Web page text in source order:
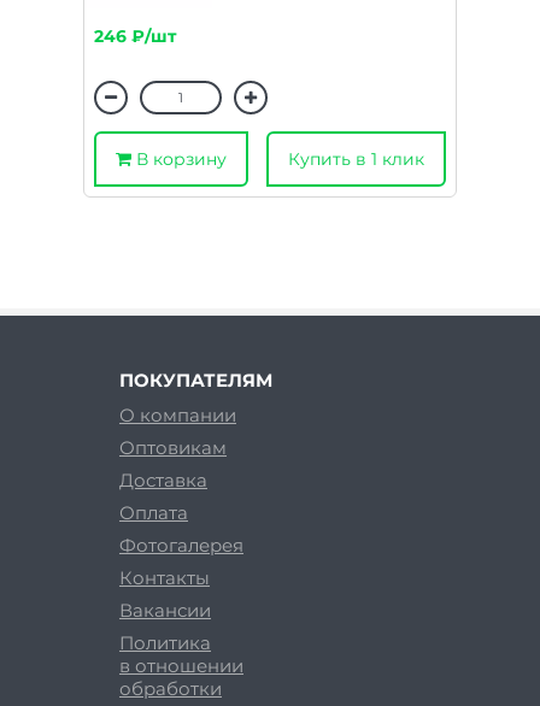
246 ₽/шт
В корзину Купить в 1 клик
ПОКУПАТЕЛЯМ
О компании
Оптовикам
Доставка
Оплата
Фотогалерея
Контакты
Вакансии
Политика
в отношении
обработки